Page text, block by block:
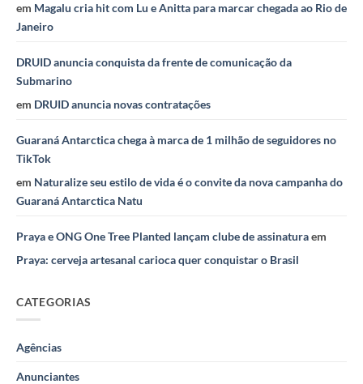
em Magalu cria hit com Lu e Anitta para marcar chegada ao Rio de
Janeiro
DRUID anuncia conquista da frente de comunicação da
Submarino
em DRUID anuncia novas contratações
Guaraná Antarctica chega à marca de 1 milhão de seguidores no
TikTok
em Naturalize seu estilo de vida é o convite da nova campanha do
Guaraná Antarctica Natu
Praya e ONG One Tree Planted lançam clube de assinaturaem
Praya: cerveja artesanal carioca quer conquistar o Brasil
CATEGORIAS
Agências
Anunciantes